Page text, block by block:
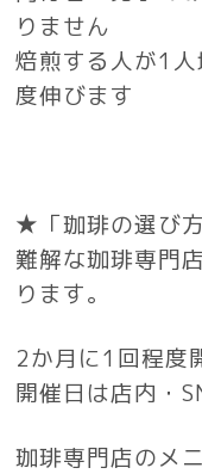
りません
焙煎する人が1
度伸びます
★「珈琲の選び方
難解な珈琲専門
ります。
2か月に1回程度
開催日は店内・
珈琲専門店のメ